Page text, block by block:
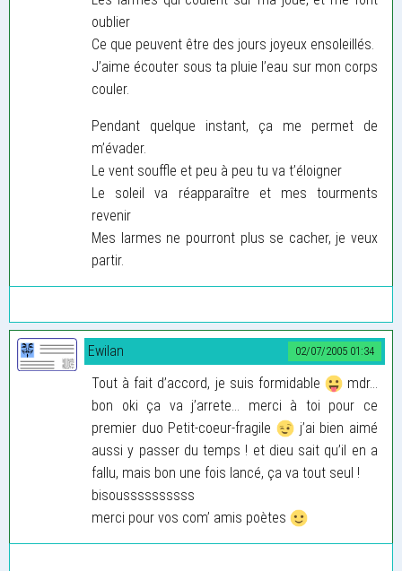
oublier
Ce que peuvent être des jours joyeux ensoleillés.
J’aime écouter sous ta pluie l’eau sur mon corps
couler.
Pendant quelque instant, ça me permet de
m’évader.
Le vent souffle et peu à peu tu va t’éloigner
Le soleil va réapparaître et mes tourments
revenir
Mes larmes ne pourront plus se cacher, je veux
partir.
02/07/2005 01:34
Ewilan
Tout à fait d’accord, je suis formidable
mdr...
bon oki ça va j’arrete... merci à toi pour ce
premier duo Petit-coeur-fragile
j’ai bien aimé
aussi y passer du temps ! et dieu sait qu’il en a
fallu, mais bon une fois lancé, ça va tout seul !
bisoussssssssss
merci pour vos com’ amis poètes